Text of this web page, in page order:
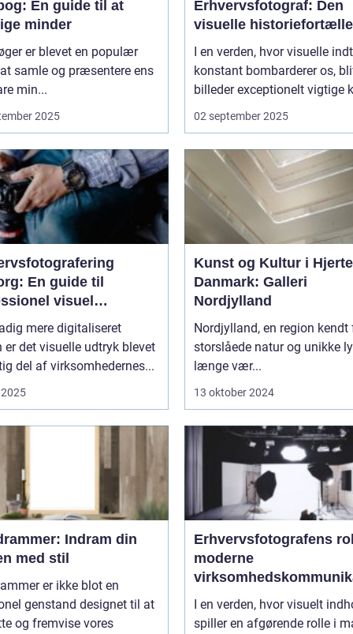
En guide til at
minder
er blevet en populær
samle og præsentere ens
min...
2025
Erhvervsfotograf: Den
visuelle
I en verden, hvor visuelle
konstant bombarderer os,
billeder exceptionelt vigtige
02 september 2025
En guide til
visuel
mere digitaliseret
er det visuelle udtryk blevet
del af virksomhedernes...
Kunst og Kultur i
Danmark: Galleri
Nordjylland
Nordjylland, en region kendt
storslåede natur og unikke
længe vær...
13 oktober 2024
Indram din
med stil
er ikke blot en
genstand designet til at
og fremvise vores
Erhvervsfotografens
moderne
I en verden, hvor visuelt
spiller en afgørende rolle i